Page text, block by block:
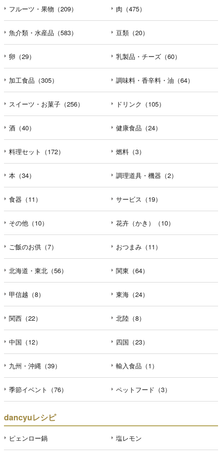
フルーツ・果物（209） 肉（475）
魚介類・水産品（583） 豆類（20）
卵（29） 乳製品・チーズ（60）
加工食品（305） 調味料・香辛料・油（64）
スイーツ・お菓子（256） ドリンク（105）
酒（40） 健康食品（24）
料理セット（172） 燃料（3）
本（34） 調理道具・機器（2）
食器（11） サービス（19）
その他（10） 花卉（かき）（10）
ご飯のお供（7） おつまみ（11）
北海道・東北（56） 関東（64）
甲信越（8） 東海（24）
関西（22） 北陸（8）
中国（12） 四国（23）
九州・沖縄（39） 輸入食品（1）
季節イベント（76） ペットフード（3）
dancyuレシピ
ピェンロー鍋 塩レモン